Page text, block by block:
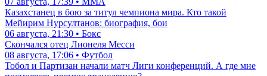
Казахстанец в бою за титул чемпиона мира. Кто такой
Мейирим Нурсултанов: биография, бои
06 августа, 21:30 • Бокс
Скончался отец Лионеля Месси
08 августа, 17:06 • Футбол
Тобол и Партизан начали матч Лиги конференций. А где мне